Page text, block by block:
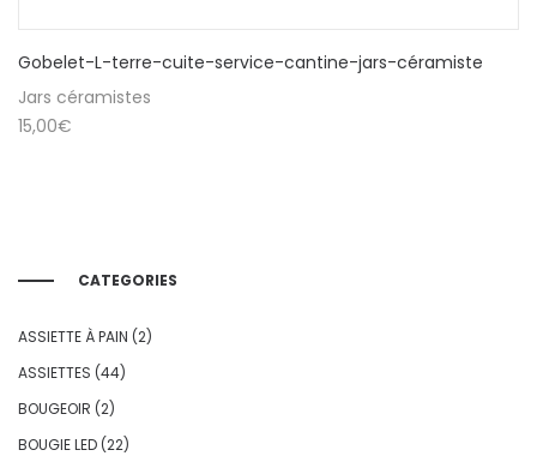
Gobelet-L-terre-cuite-service-cantine-jars-céramiste
Jars céramistes
15,00€
CATEGORIES
ASSIETTE À PAIN (2)
ASSIETTES (44)
BOUGEOIR (2)
BOUGIE LED (22)